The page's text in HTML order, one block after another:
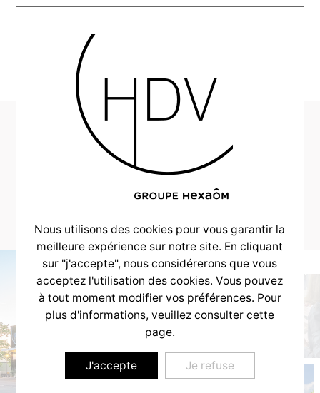
HDV-Realisation-
CouleurVillas-
Martignas-2023–
_0013_DSCF7254
Nous utilisons des cookies pour vous garantir la
meilleure expérience sur notre site. En cliquant
sur "j'accepte", nous considérerons que vous
acceptez l'utilisation des cookies. Vous pouvez
à tout moment modifier vos préférences. Pour
plus d'informations, veuillez consultercette
page.
J'accepte Je refuse